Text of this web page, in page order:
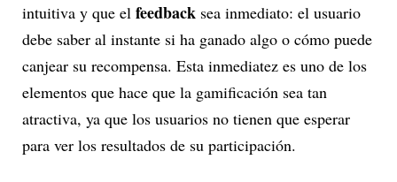
intuitiva y que el feedback sea inmediato: el usuario
debe saber al instante si ha ganado algo o cómo puede
canjear su recompensa. Esta inmediatez es uno de los
elementos que hace que la gamificación sea tan
atractiva, ya que los usuarios no tienen que esperar
para ver los resultados de su participación.